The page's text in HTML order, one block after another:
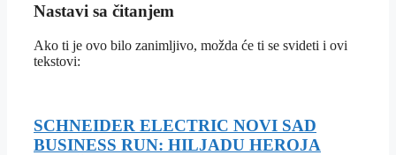
Nastavi sa čitanjem
Ako ti je ovo bilo zanimljivo, možda će ti se svideti i ovi
tekstovi:
SCHNEIDER ELECTRIC NOVI SAD
BUSINESS RUN: HILJADU HEROJA